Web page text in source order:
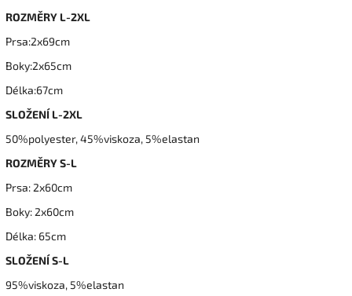
ROZMĚRY L-2XL
Prsa:2x69cm
Boky:2x65cm
Délka:67cm
SLOŽENÍ L-2XL
50%polyester, 45%viskoza, 5%elastan
ROZMĚRY S-L
Prsa: 2x60cm
Boky: 2x60cm
Délka: 65cm
SLOŽENÍ S-L
95%viskoza, 5%elastan